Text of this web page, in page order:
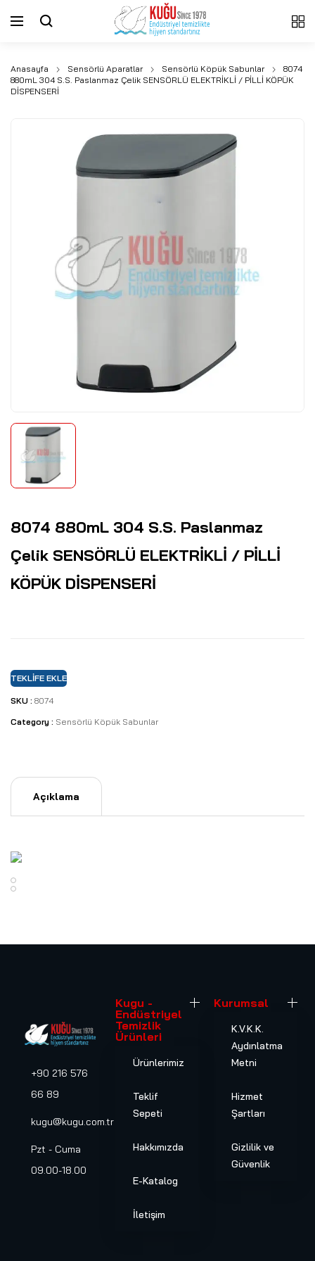
Anasayfa Sensörlü Aparatlar Sensörlü Köpük Sabunlar
8074
880mL 304 S.S. Paslanmaz Çelik SENSÖRLÜ ELEKTRİKLİ / PİLLİ KÖPÜK
DİSPENSERİ
8074 880mL 304 S.S. Paslanmaz
Çelik SENSÖRLÜ ELEKTRİKLİ / PİLLİ
KÖPÜK DİSPENSERİ
TEKLIFE EKLE
SKU : 8074
Category : Sensörlü Köpük Sabunlar
Açıklama
+90 216 576
66 89
kugu@kugu.com.tr
Pzt - Cuma
09.00-18.00
Kugu -
Endüstriyel
Temizlik
Ürünleri
Ürünlerimiz
Teklif
Sepeti
Hakkımızda
E-Katalog
İletişim
Kurumsal
K.V.K.K.
Aydınlatma
Metni
Hizmet
Şartları
Gizlilik ve
Güvenlik